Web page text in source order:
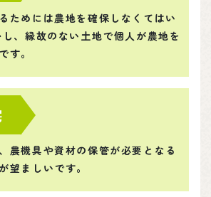
ためには農地を確保しなくてはい
、縁故のない土地で個人が農地を
す。
農機具や資材の保管が必要となる
望ましいです。